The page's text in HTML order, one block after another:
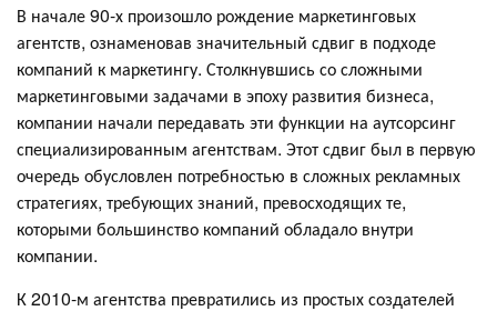
В начале 90-х произошло рождение маркетинговых
агентств, ознаменовав значительный сдвиг в подходе
компаний к маркетингу. Столкнувшись со сложными
маркетинговыми задачами в эпоху развития бизнеса,
компании начали передавать эти функции на аутсорсинг
специализированным агентствам. Этот сдвиг был в первую
очередь обусловлен потребностью в сложных рекламных
стратегиях, требующих знаний, превосходящих те,
которыми большинство компаний обладало внутри
компании.
К 2010-м агентства превратились из простых создателей